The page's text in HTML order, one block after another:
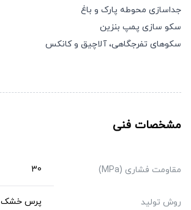
جداسازی محوطه پارک و باغ
سکو سازی پمپ بنزین
سکوهای تفرجگاهی، آلاچیق و کانکس
مشخصات فنی
مقاومت فشاری (MPa) 30
روش تولید پرس خشک